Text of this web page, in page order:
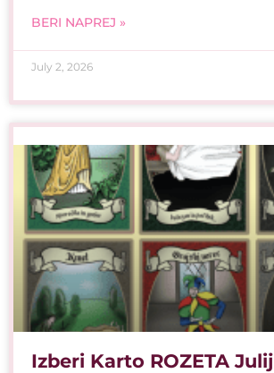
BERI NAPREJ »
July 2, 2026
Izberi Karto ROZETA